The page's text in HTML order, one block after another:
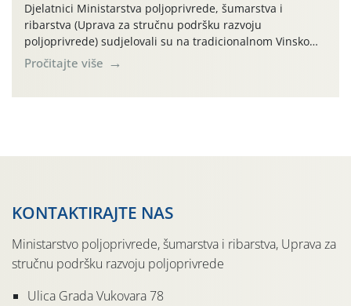
Djelatnici Ministarstva poljoprivrede, šumarstva i
ribarstva (Uprava za stručnu podršku razvoju
poljoprivrede) sudjelovali su na tradicionalnom Vinskom
forumu, održanom 24.07.2026. godine u Domu vinarske
tradicije u Putnikovićima na poluotoku Pelješcu, u
Pročitajte više
KONTAKTIRAJTE NAS
Ministarstvo poljoprivrede, šumarstva i ribarstva, Uprava za
stručnu podršku razvoju poljoprivrede
Ulica Grada Vukovara 78